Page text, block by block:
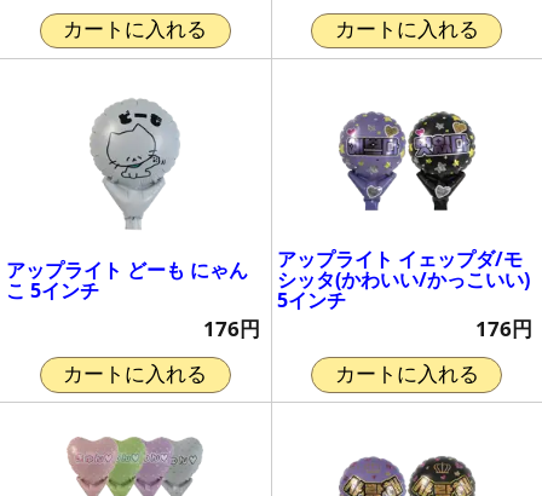
カートに入れる カートに入れる
アップライト どーも にゃん
こ 5インチ
176円
カートに入れる
アップライト イェップダ/モ
シッタ(かわいい/かっこいい)
5インチ
176円
カートに入れる